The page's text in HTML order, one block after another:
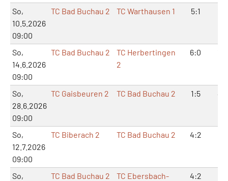
So,
10.5.2026
09:00
TC Bad Buchau 2 TC Warthausen 1 5:1
So,
14.6.2026
09:00
TC Bad Buchau 2
TC Herbertingen
2
6:0
So,
28.6.2026
09:00
TC Gaisbeuren 2 TC Bad Buchau 2 1:5
So,
12.7.2026
09:00
TC Biberach 2 TC Bad Buchau 2 4:2
So,
TC Bad Buchau 2
TC Ebersbach-
4:2